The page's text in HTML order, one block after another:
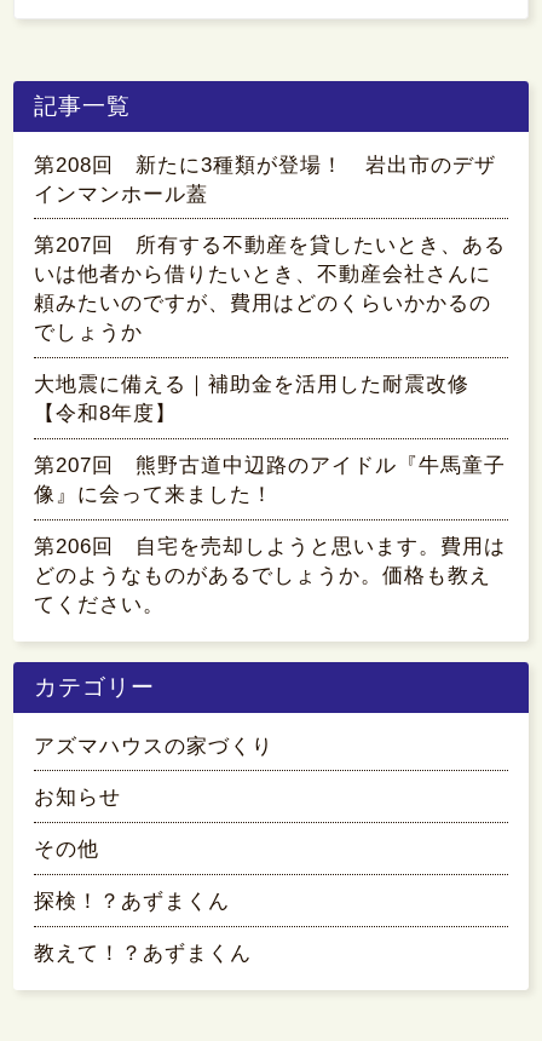
記事一覧
第208回 新たに3種類が登場！ 岩出市のデザ
インマンホール蓋
第207回 所有する不動産を貸したいとき、ある
いは他者から借りたいとき、不動産会社さんに
頼みたいのですが、費用はどのくらいかかるの
でしょうか
大地震に備える｜補助金を活用した耐震改修
【令和8年度】
第207回 熊野古道中辺路のアイドル『牛馬童子
像』に会って来ました！
第206回 自宅を売却しようと思います。費用は
どのようなものがあるでしょうか。価格も教え
てください。
カテゴリー
アズマハウスの家づくり
お知らせ
その他
探検！？あずまくん
教えて！？あずまくん